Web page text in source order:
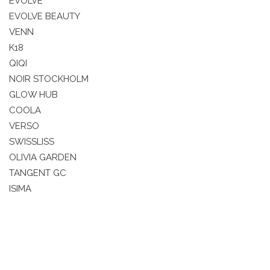
EVOLVE BEAUTY
VENN
K18
QIQI
NOIR STOCKHOLM
GLOW HUB
COOLA
VERSO
SWISSLISS
OLIVIA GARDEN
TANGENT GC
ISIMA